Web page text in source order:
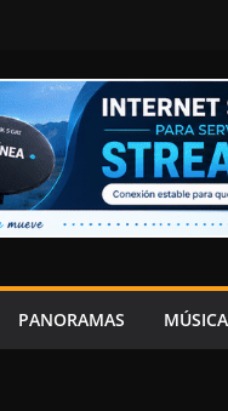
PANORAMAS MÚSICA